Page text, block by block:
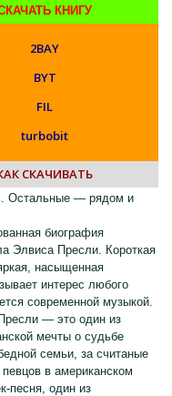
КНИГУ
2BAY
BYT
FIL
turbobit
СКАЧИВАТЬ
Остальные — рядом и
биография
Элвиса Пресли. Короткая
насыщенная
интерес любого
современной музыкой.
— это один из
мечты о судьбе
семьи, за считаные
в американском
песня, один из